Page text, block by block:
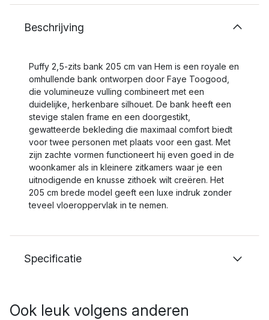
Beschrijving
Puffy 2,5-zits bank 205 cm van Hem is een royale en
omhullende bank ontworpen door Faye Toogood,
die volumineuze vulling combineert met een
duidelijke, herkenbare silhouet. De bank heeft een
stevige stalen frame en een doorgestikt,
gewatteerde bekleding die maximaal comfort biedt
voor twee personen met plaats voor een gast. Met
zijn zachte vormen functioneert hij even goed in de
woonkamer als in kleinere zitkamers waar je een
uitnodigende en knusse zithoek wilt creëren. Het
205 cm brede model geeft een luxe indruk zonder
teveel vloeroppervlak in te nemen.
Specificatie
Ook leuk volgens anderen